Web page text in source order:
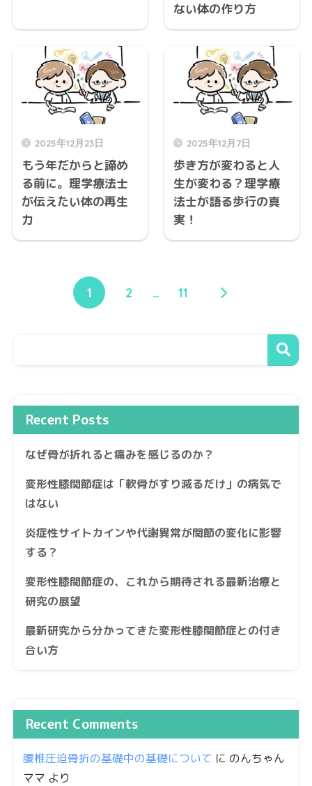
ない体の作り方
2025年12月23日
もう年だからと諦め
る前に。理学療法士
が伝えたい体の再生
力
2025年12月7日
歩き方が変わると人
生が変わる？理学療
法士が語る歩行の真
実！
1 2 … 11
Recent Posts
なぜ骨が折れると痛みを感じるのか？
変形性膝関節症は「軟骨がすり減るだけ」の病気で
はない
炎症性サイトカインや代謝異常が関節の変化に影響
する？
変形性膝関節症の、これから期待される最新治療と
研究の展望
最新研究から分かってきた変形性膝関節症との付き
合い方
Recent Comments
腰椎圧迫骨折の基礎中の基礎について に のんちゃん
ママ より